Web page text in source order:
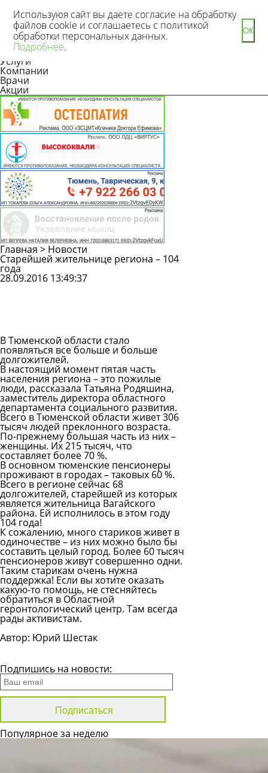
Новости
Статьи
Услуги
Компании
Врачи
Акции
Главная > Новости
Старейшей жительнице региона – 104
года
28.09.2016 13:49:37
В Тюменской области стало
появляться все больше и больше
долгожителей.
В настоящий момент пятая часть
населения региона – это пожилые
люди, рассказала Татьяна Родяшина,
заместитель директора областного
департамента социального развития.
Всего в Тюменской области живет 306
тысяч людей преклонного возраста.
По-прежнему большая часть из них –
женщины. Их 215 тысяч, что
составляет более 70 %.
В основном тюменские пенсионеры
проживают в городах – таковых 60 %.
Всего в регионе сейчас 68
долгожителей, старейшей из которых
является жительница Вагайского
района. Ей исполнилось в этом году
104 года!
К сожалению, много стариков живет в
одиночестве – из них можно было бы
составить целый город. Более 60 тысяч
пенсионеров живут совершенно одни.
Таким старикам очень нужна
поддержка! Если вы хотите оказать
какую-то помощь, не стесняйтесь
обратиться в Областной
геронтологический центр. Там всегда
рады активистам.
Автор: Юрий Шестак
Подпишись на новости:
Популярное за неделю
Используюя сайт вы даете согласие на обработку
файлов cookie и соглашаетесь с политикой
обработки персональных данных.
Подробнее.
ОК